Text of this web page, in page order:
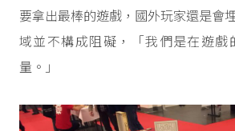
要拿出最棒的遊戲，國外玩家還是會
域並不構成阻礙，「我們是在遊戲
量。」